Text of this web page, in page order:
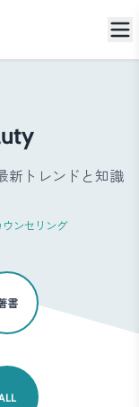
新トレンドと知識
ンセリング
書